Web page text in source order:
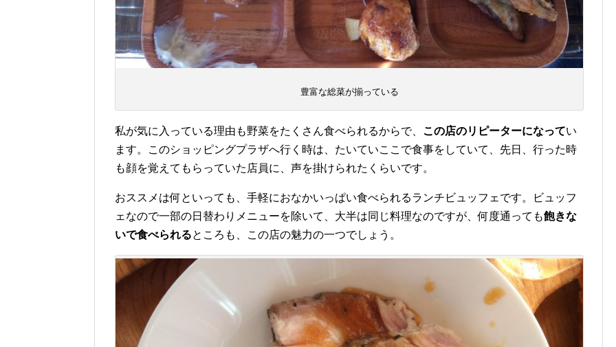
豊富な総菜が揃っている
私が気に入っている理由も野菜をたくさん食べられるからで、 この店のリピーターになってい
ます。このショッピングプラザへ行く時は、たいていここで食事をしていて、先日、行った時
も顔を覚えてもらっていた店員に、声を掛けられたくらいです。
おススメは何といっても、手軽におなかいっぱい食べられるランチビュッフェです。ビュッフ
ェなので一部の日替わりメニューを除いて、大半は同じ料理なのですが、何度通っても飽きな
いで食べられるところも、この店の魅力の一つでしょう。